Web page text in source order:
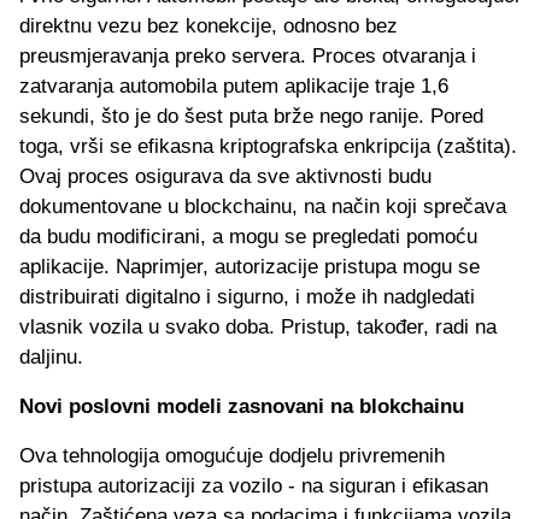
direktnu vezu bez konekcije, odnosno bez
preusmjeravanja preko servera. Proces otvaranja i
zatvaranja automobila putem aplikacije traje 1,6
sekundi, što je do šest puta brže nego ranije. Pored
toga, vrši se efikasna kriptografska enkripcija (zaštita).
Ovaj proces osigurava da sve aktivnosti budu
dokumentovane u blockchainu, na način koji sprečava
da budu modificirani, a mogu se pregledati pomoću
aplikacije. Naprimjer, autorizacije pristupa mogu se
distribuirati digitalno i sigurno, i može ih nadgledati
vlasnik vozila u svako doba. Pristup, također, radi na
daljinu.
Novi poslovni modeli zasnovani na blokchainu
Ova tehnologija omogućuje dodjelu privremenih
pristupa autorizaciji za vozilo - na siguran i efikasan